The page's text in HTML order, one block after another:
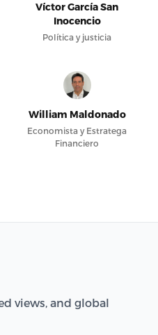
Víctor García San
Inocencio
Política y justicia
William Maldonado
Economista y Estratega
Financiero
views, and global